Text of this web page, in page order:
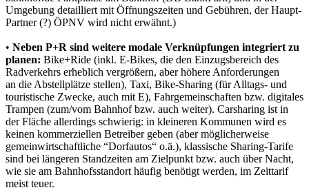
Umgebung detailliert mit Öffnungszeiten und Gebühren, der Haupt-
Partner (?) ÖPNV wird nicht erwähnt.)
• Neben P+R sind weitere modale Verknüpfungen integriert zu
planen: Bike+Ride (inkl. E-Bikes, die den Einzugsbereich des
Radverkehrs erheblich vergrößern, aber höhere Anforderungen
an die Abstellplätze stellen), Taxi, Bike-Sharing (für Alltags- und
touristische Zwecke, auch mit E), Fahrgemeinschaften bzw. digitales
Trampen (zum/vom Bahnhof bzw. auch weiter). Carsharing ist in
der Fläche allerdings schwierig: in kleineren Kommunen wird es
keinen kommerziellen Betreiber geben (aber möglicherweise
gemeinwirtschaftliche “Dorfautos“ o.ä.), klassische Sharing-Tarife
sind bei längeren Standzeiten am Zielpunkt bzw. auch über Nacht,
wie sie am Bahnhofsstandort häufig benötigt werden, im Zeittarif
meist teuer.